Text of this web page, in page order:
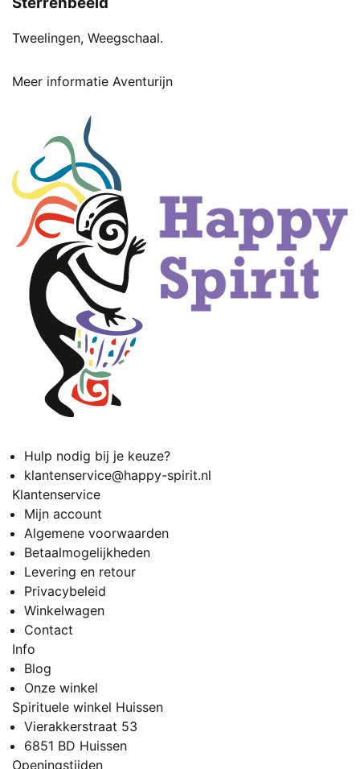
Tweelingen, Weegschaal.
Meer informatie Aventurijn
Hulp nodig bij je keuze?
klantenservice@happy-spirit.nl
Klantenservice
Mijn account
Algemene voorwaarden
Betaalmogelijkheden
Levering en retour
Privacybeleid
Winkelwagen
Contact
Info
Blog
Onze winkel
Spirituele winkel Huissen
Vierakkerstraat 53
6851 BD Huissen
Openingstijden